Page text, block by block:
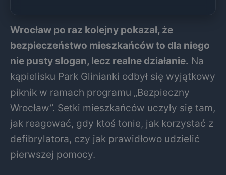
Wrocław po raz kolejny pokazał, że
bezpieczeństwo mieszkańców to dla niego
nie pusty slogan, lecz realne działanie. Na
kąpielisku Park Glinianki odbył się wyjątkowy
piknik w ramach programu „Bezpieczny
Wrocław”. Setki mieszkańców uczyły się tam,
jak reagować, gdy ktoś tonie, jak korzystać z
defibrylatora, czy jak prawidłowo udzielić
pierwszej pomocy.